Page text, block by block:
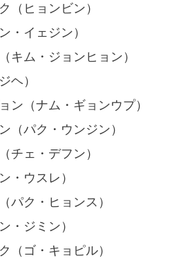
（ヒョンビン）
・イェジン）
キム・ジョンヒョン）
ヘ）
ン（ナム・ギョンウプ）
（パク・ウンジン）
チェ・デフン）
・ウスレ）
パク・ヒョンス）
・ジミン）
（ゴ・キョピル）